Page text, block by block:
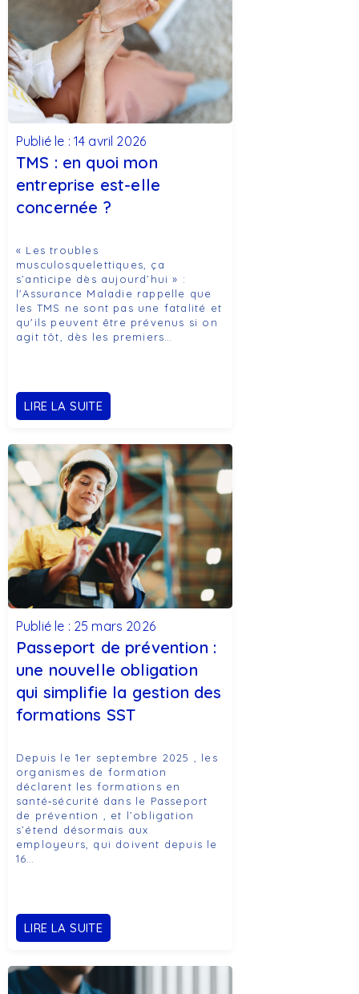
Publié le : 14 avril 2026
TMS : en quoi mon
entreprise est-elle
concernée ?
« Les troubles
musculosquelettiques, ça
s’anticipe dès aujourd’hui » :
l'Assurance Maladie rappelle que
les TMS ne sont pas une fatalité et
qu'ils peuvent être prévenus si on
agit tôt, dès les premiers…
LIRE LA SUITE
Publié le : 25 mars 2026
Passeport de prévention :
une nouvelle obligation
qui simplifie la gestion des
formations SST
Depuis le 1er septembre 2025 , les
organismes de formation
déclarent les formations en
santé‑sécurité dans le Passeport
de prévention , et l’obligation
s’étend désormais aux
employeurs, qui doivent depuis le
16…
LIRE LA SUITE